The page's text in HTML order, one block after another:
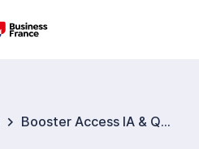
Booster Access IA & Quantique 2026 - Arabie saoudite